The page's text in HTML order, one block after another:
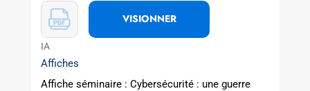
VISIONNER
IA
Affiches
Affiche séminaire : Cybersécurité : une guerre